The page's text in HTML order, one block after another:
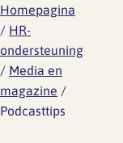
Homepagina
/ HR-
ondersteuning
/ Media en
magazine /
Podcasttips